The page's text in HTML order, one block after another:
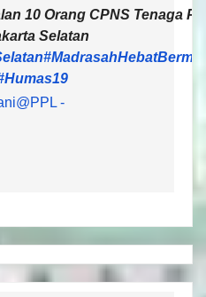
10 Orang CPNS Tenaga
Selatan
-